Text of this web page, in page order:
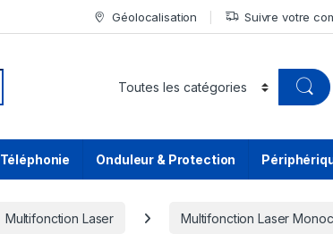
Géolocalisation Suivre votre
Téléphonie Onduleur & Protection
Multifonction Laser Multifonction Laser